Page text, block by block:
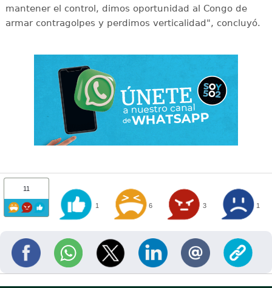
mantener el control, dimos oportunidad al Congo de
armar contragolpes y perdimos verticalidad", concluyó.
11
1 6 3 1